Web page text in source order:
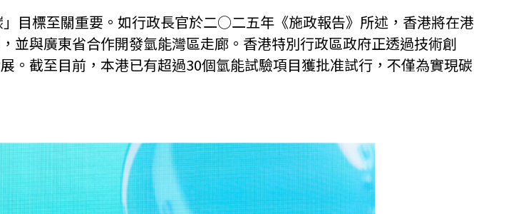
目標至關重要。如行政長官於二○二五年《施政報告》所述，香港將在港
並與廣東省合作開發氫能灣區走廊。香港特別行政區政府正透過技術創
。截至目前，本港已有超過30個氫能試驗項目獲批准試行，不僅為實現碳